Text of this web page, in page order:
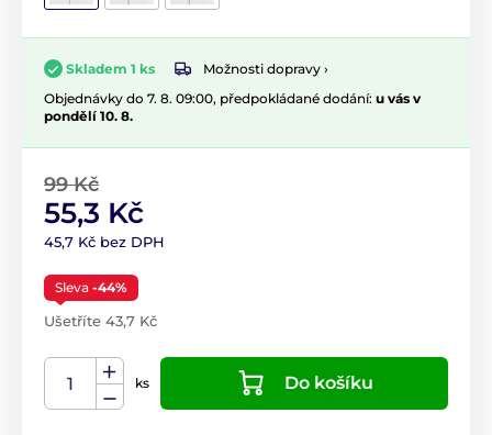
Skladem 1 ks
Možnosti dopravy ›
Objednávky do 7. 8. 09:00, předpokládané dodání: u vás v
pondělí 10. 8.
99 Kč
55,3 Kč
45,7 Kč bez DPH
Sleva -44%
Ušetříte 43,7 Kč
ks Do košíku